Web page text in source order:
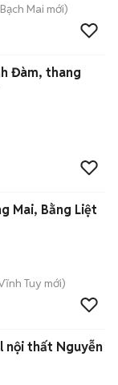
Bạch Mai mới)
Đàm, thang
Mai, Bằng Liệt
Tuy mới)
nội thất Nguyễn